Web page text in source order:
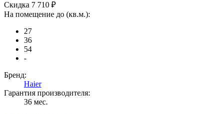
Скидка 7 710 ₽
На помещение до (кв.м.):
27
36
54
-
Бренд:
Haier
Гарантия производителя:
36 мес.